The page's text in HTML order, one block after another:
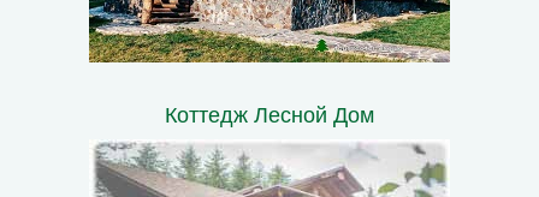
Коттедж Лесной Дом